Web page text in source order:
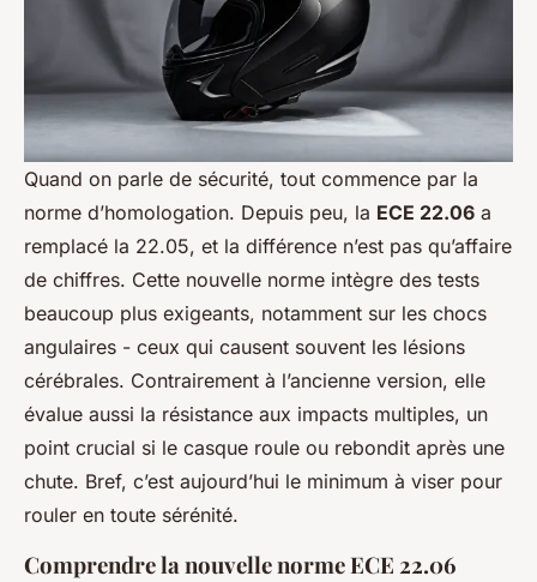
Quand on parle de sécurité, tout commence par la
norme d’homologation. Depuis peu, la ECE 22.06 a
remplacé la 22.05, et la différence n’est pas qu’affaire
de chiffres. Cette nouvelle norme intègre des tests
beaucoup plus exigeants, notamment sur les chocs
angulaires - ceux qui causent souvent les lésions
cérébrales. Contrairement à l’ancienne version, elle
évalue aussi la résistance aux impacts multiples, un
point crucial si le casque roule ou rebondit après une
chute. Bref, c’est aujourd’hui le minimum à viser pour
rouler en toute sérénité.
Comprendre la nouvelle norme ECE 22.06